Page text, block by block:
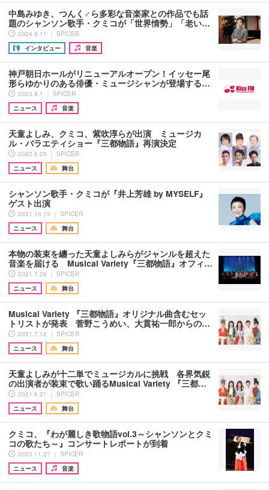
中島みゆき、つんく♂ら多彩な音楽家との作品でも話
題のシャンソン歌手・クミコが「世界情勢」「老い…
2024.9.11 ｜ SPICER
インタビュー
音楽
神戸朝日ホールがリニューアルオープン！イッセー尾
形らゆかりのある俳優・ミュージシャンが登場する…
2023.9.1 ｜ SPICER
ニュース
音楽
天童よしみ、クミコ、紫吹淳らが出演 ミュージカ
ル・バラエティショー『三都物語』再演決定
2022.6.25 ｜ SPICER
ニュース
舞台
シャンソン歌手・クミコが『井上芳雄 by MYSELF』
ゲスト出演
2021.10.15 ｜ SPICER
ニュース
舞台
本物の装束を纏った天童よしみらがジャンルを超えた
音楽を届ける Musical Variety『三都物語』オフィ…
2021.7.26 ｜ SPICER
ニュース
舞台
Musical Variety 『三都物語』オリジナル曲含むセッ
トリストが発表 菅野こうめい、大貫祐一郎からの…
2021.7.12 ｜ SPICER
ニュース
舞台
天童よしみが十二単でミュージカルに挑戦 各界気鋭
の出演者が装束で歌い踊るMusical Variety 『三都…
2021.6.21 ｜ SPICER
ニュース
舞台
クミコ、『わが麗しき歌物語vol.3～シャンソンとクミ
コの歌たち～』コンサートレポートが到着
2020.11.27 ｜ SPICER
ニュース
音楽